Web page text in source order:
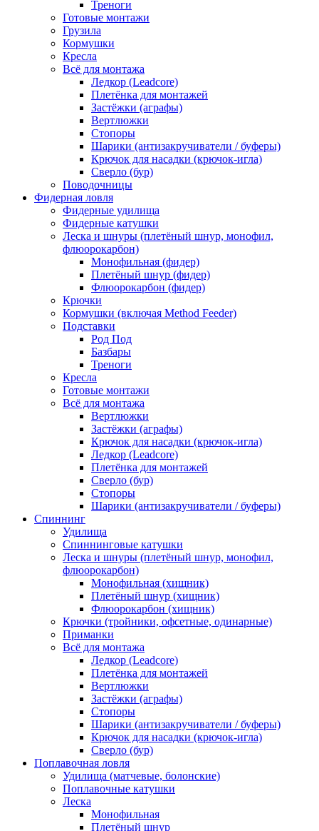
Треноги
Готовые монтажи
Грузила
Кормушки
Кресла
Всё для монтажа
Ледкор (Leadcore)
Плетёнка для монтажей
Застёжки (аграфы)
Вертлюжки
Стопоры
Шарики (антизакручиватели / буферы)
Крючок для насадки (крючок-игла)
Сверло (бур)
Поводочницы
Фидерная ловля
Фидерные удилища
Фидерные катушки
Леска и шнуры (плетёный шнур, монофил,
флюорокарбон)
Монофильная (фидер)
Плетёный шнур (фидер)
Флюорокарбон (фидер)
Крючки
Кормушки (включая Method Feeder)
Подставки
Род Под
Базбары
Треноги
Кресла
Готовые монтажи
Всё для монтажа
Вертлюжки
Застёжки (аграфы)
Крючок для насадки (крючок-игла)
Ледкор (Leadcore)
Плетёнка для монтажей
Сверло (бур)
Стопоры
Шарики (антизакручиватели / буферы)
Спиннинг
Удилища
Спиннинговые катушки
Леска и шнуры (плетёный шнур, монофил,
флюорокарбон)
Монофильная (хищник)
Плетёный шнур (хищник)
Флюорокарбон (хищник)
Крючки (тройники, офсетные, одинарные)
Приманки
Всё для монтажа
Ледкор (Leadcore)
Плетёнка для монтажей
Вертлюжки
Застёжки (аграфы)
Стопоры
Шарики (антизакручиватели / буферы)
Крючок для насадки (крючок-игла)
Сверло (бур)
Поплавочная ловля
Удилища (матчевые, болонские)
Поплавочные катушки
Леска
Монофильная
Плетёный шнур